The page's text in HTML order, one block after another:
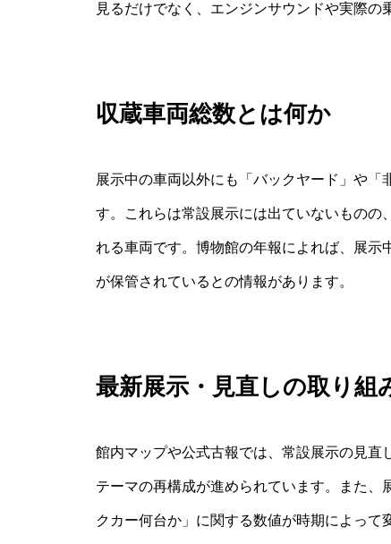
見るだけでなく、エンジンサウンドや実際の
収蔵車両総数とは何か
展示中の車両以外にも「バックヤード」や「
す。これらは常設展示には出ていないものの
れる車両です。博物館の年報によれば、展示
が保管されているとの情報があります。
最新展示・見直しの取り組
館内マップや公式古報では、常設展示の見
テーマの再構成が進められています。また
クカー何台か」に関する数値が時期によっ